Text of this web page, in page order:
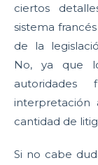
ciertos
sistema
de la
No, ya que
cantidad de
Si no cabe